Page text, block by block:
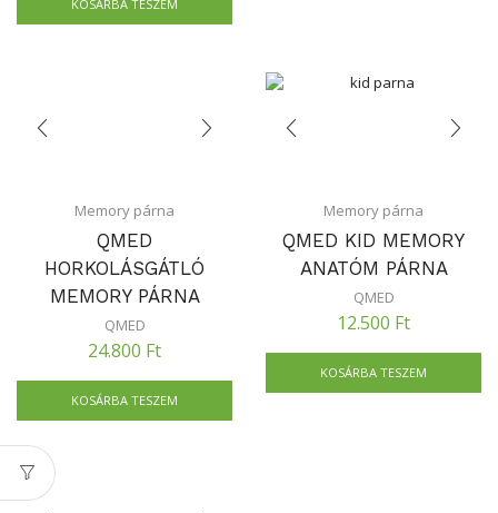
KOSÁRBA TESZEM
Memory párna
QMED
HORKOLÁSGÁTLÓ
MEMORY PÁRNA
QMED
24.800 Ft
KOSÁRBA TESZEM
Memory párna
QMED KID MEMORY
ANATÓM PÁRNA
QMED
12.500 Ft
KOSÁRBA TESZEM